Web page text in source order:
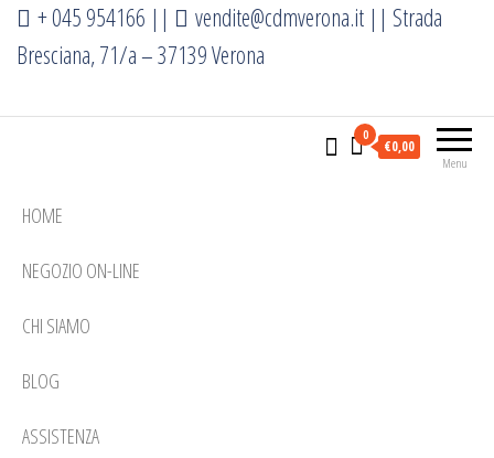
+ 045 954166 || vendite@cdmverona.it || Strada
Bresciana, 71/a – 37139 Verona
Menu
0
€0,00
HOME
NEGOZIO ON-LINE
CHI SIAMO
BLOG
ASSISTENZA